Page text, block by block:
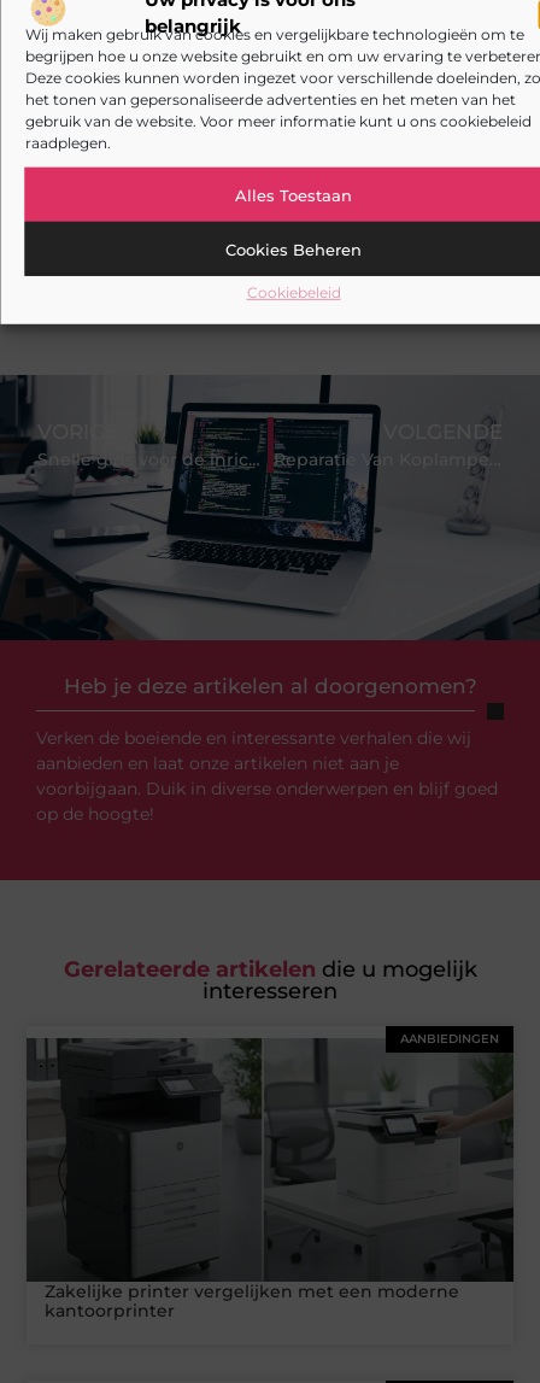
belangrijk
Wij maken gebruik van cookies en vergelijkbare technologieën om te
begrijpen hoe u onze website gebruikt en om uw ervaring te
Deze cookies kunnen worden ingezet voor verschillende doeleinden,
het tonen van gepersonaliseerde advertenties en het meten van het
gebruik van de website. Voor meer informatie kunt u ons cookiebeleid
raadplegen.
Alles Toestaan
Cookies Beheren
Cookiebeleid
Kies de beste cabrio-accessoires voor jouw auto
Waarom een goede stukadoorgroothandel het
werk van de stukadoor makkelijker maakt
Tuinontwerp in regio Ridderkerk als decor voor
zakelijke ontmoetingen
Overwaarde benutten met hulp van een
assurantiekantoor in Arnhem
Heb je deze artikelen al doorgenomen?
Verken de boeiende en interessante verhalen die wij
aanbieden en laat onze artikelen niet aan je
voorbijgaan. Duik in diverse onderwerpen en blijf goed
op de hoogte!
Snelle gids voor de inrichting van jouw kantoor
VOLGENDE
Reparatie Van Koplampen Voor Maximale Zichtbaarheid en Veiligheid
Gerelateerde artikelen die u mogelijk
interesseren
AANBIEDINGEN
Zakelijke printer vergelijken met een moderne
kantoorprinter